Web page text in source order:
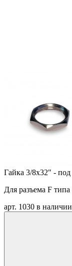
Гайка 3/8х32" -
Для разъема F типа
арт. 1030 в наличии